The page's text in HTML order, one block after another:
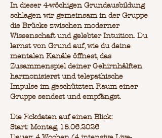
In dieser 4-wöchigen Grundausbildung
schlagen wir gemeinsam in der Gruppe
die Brücke zwischen moderner
Wissenschaft und gelebter Intuition. Du
lernst von Grund auf, wie du deine
mentalen Kanäle öffnest, das
Zusammenspiel deiner Gehirnhälften
harmonisierst und telepathische
Impulse im geschützten Raum einer
Gruppe sendest und empfängst.
Die Eckdaten auf einen Blick:
Start: Montag, 15.06.2026